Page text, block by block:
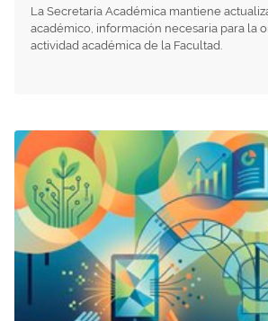
La Secretaría Académica mantiene
académico, información necesaria para la
actividad académica de la Facultad.